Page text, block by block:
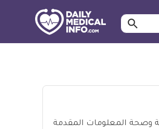
ابحث…
وصحة المعلومات المقدمة